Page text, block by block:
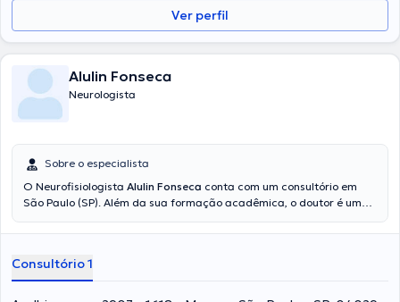
Ver perfil
Alulin Fonseca
Neurologista
Sobre o especialista
O Neurofisiologista Alulin Fonseca conta com um consultório em
São Paulo (SP). Além da sua formação acadêmica, o doutor é um
experiência laboral no seu ramo de experiência. Ademais, ele atuou
participou de consideráveis conferências com a intenção de ter
uma formação contínua no seu tema de especialização e já
compartilhou importantes trabalhos. Inglês são os idiomas falados
Consultório 1